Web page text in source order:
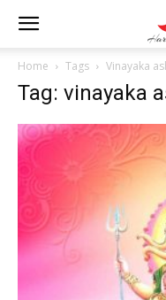
Home Tags Vinayaka
Tag: vinayaka